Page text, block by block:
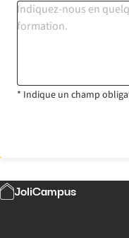
* Indique un champ
JoliCampus